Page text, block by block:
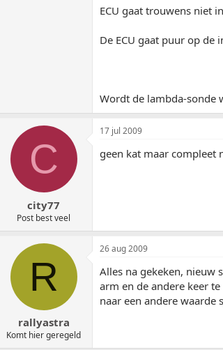
ECU gaat trouwens niet
De ECU gaat puur op
Wordt de lambda-sonde
C
city77
Post best veel
17 jul 2009
geen kat maar compleet
R
rallyastra
Komt hier geregeld
26 aug 2009
Alles na gekeken, nieuw
arm en de andere keer
naar een andere waarde